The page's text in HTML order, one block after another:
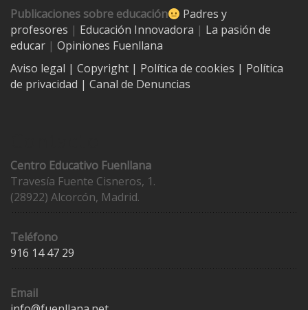
Publicaciones sobre educación
Padres y
profesores | Educación Innovadora | La pasión de
educar | Opiniones Fuenllana
Aviso legal | Copyright | Política de cookies | Política
de privacidad | Canal de Denuncias
Centro Educativo Fuenllana
Travesía Fuente Cisneros, 1.
(28922) Alcorcón, Madrid.
Teléfono
916 14 47 29
Email